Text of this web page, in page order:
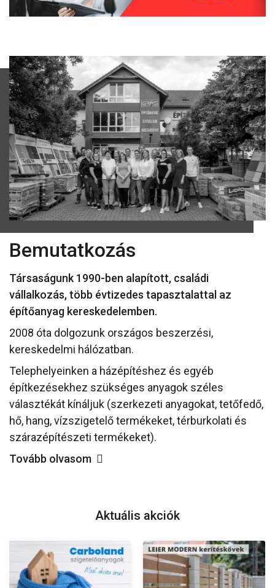
Bemutatkozás
Társaságunk 1990-ben alapított, családi
vállalkozás, több évtizedes tapasztalattal az
építőanyag kereskedelemben.
2008 óta dolgozunk országos beszerzési,
kereskedelmi hálózatban.
Telephelyeinken a házépítéshez és egyéb
építkezésekhez szükséges anyagok széles
választékát kínáljuk (szerkezeti anyagokat, tetőfedő,
hő, hang, vízszigetelő termékeket, térburkolati és
szárazépítészeti termékeket).
Tovább olvasom
Aktuális akciók